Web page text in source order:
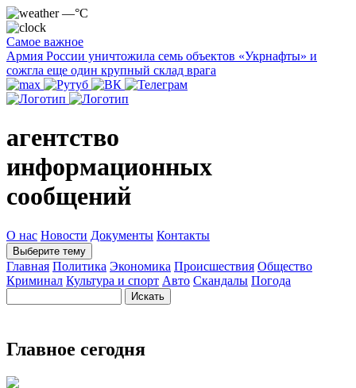
—°C
Самое важное
Армия России уничтожила семь объектов «Укрнафты» и
сожгла еще один крупный склад врага
агентство
информационных
сообщений
О нас Новости Документы Контакты
Выберите тему
Главная Политика Экономика Происшествия Общество
Криминал Культура и спорт Авто Скандалы Погода
Главное сегодня